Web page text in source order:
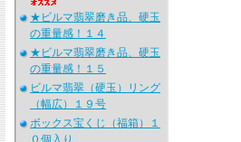
★ビルマ翡翠磨き品、硬玉
の重量感！１４
★ビルマ翡翠磨き品、硬玉
の重量感！１５
ビルマ翡翠（硬玉）リング
（幅広）１９号
ボックス宝くじ（福箱）１
０個入り